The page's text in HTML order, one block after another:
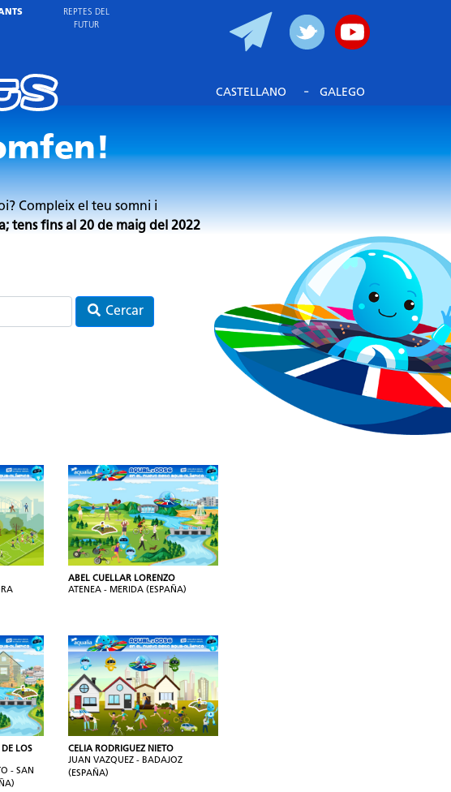
REPTES DEL
FUTUR
CASTELLANO - GALEGO
Compleix el teu somni i
tens fins al 20 de maig del 2022
Cercar
ABEL CUELLAR LORENZO
ATENEA - MERIDA (ESPAÑA)
LOS
- SAN
CELIA RODRIGUEZ NIETO
JUAN VAZQUEZ - BADAJOZ
(ESPAÑA)